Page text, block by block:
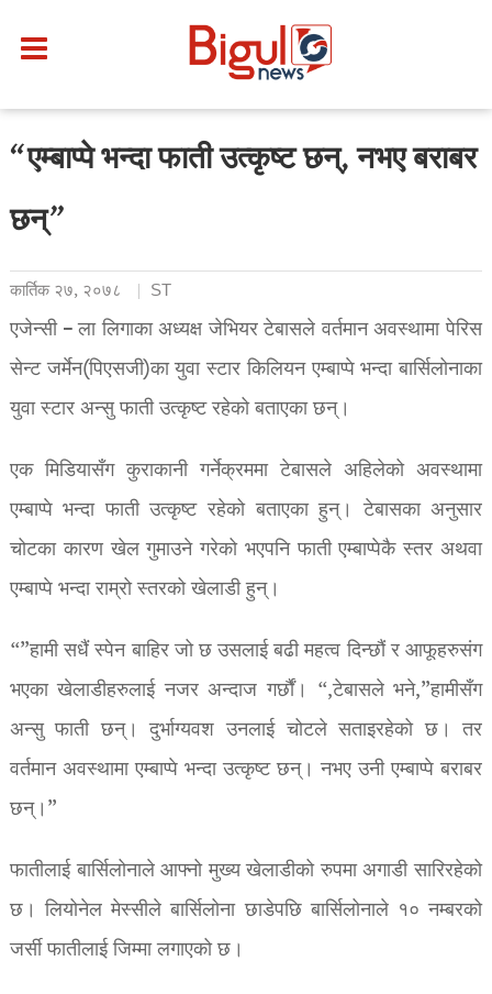
“एम्बाप्पे भन्दा फाती उत्कृष्ट छन्, नभए बराबर
छन्”
कार्तिक २७, २०७८ ST
एजेन्सी – ला लिगाका अध्यक्ष जेभियर टेबासले वर्तमान अवस्थामा पेरिस
सेन्ट जर्मेन(पिएसजी)का युवा स्टार किलियन एम्बाप्पे भन्दा बार्सिलोनाका
युवा स्टार अन्सु फाती उत्कृष्ट रहेको बताएका छन्।
एक मिडियासँग कुराकानी गर्नेक्रममा टेबासले अहिलेको अवस्थामा
एम्बाप्पे भन्दा फाती उत्कृष्ट रहेको बताएका हुन्। टेबासका अनुसार
चोटका कारण खेल गुमाउने गरेको भएपनि फाती एम्बाप्पेकै स्तर अथवा
एम्बाप्पे भन्दा राम्रो स्तरको खेलाडी हुन्।
“”हामी सधैं स्पेन बाहिर जो छ उसलाई बढी महत्व दिन्छौं र आफूहरुसंग
भएका खेलाडीहरुलाई नजर अन्दाज गर्छौं। “,टेबासले भने,”हामीसँग
अन्सु फाती छन्। दुर्भाग्यवश उनलाई चोटले सताइरहेको छ। तर
वर्तमान अवस्थामा एम्बाप्पे भन्दा उत्कृष्ट छन्। नभए उनी एम्बाप्पे बराबर
छन्।”
फातीलाई बार्सिलोनाले आफ्नो मुख्य खेलाडीको रुपमा अगाडी सारिरहेको
छ। लियोनेल मेस्सीले बार्सिलोना छाडेपछि बार्सिलोनाले १० नम्बरको
जर्सी फातीलाई जिम्मा लगाएको छ।